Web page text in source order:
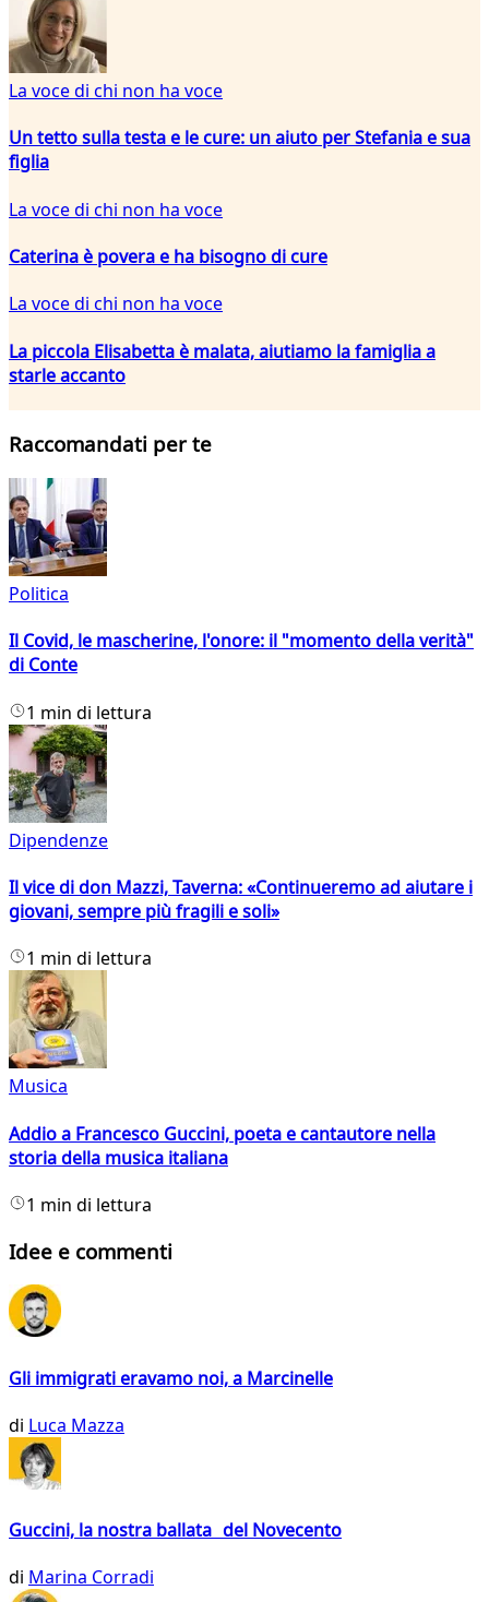
La voce di chi non ha voce
Un tetto sulla testa e le cure: un aiuto per Stefania e sua
figlia
La voce di chi non ha voce
Caterina è povera e ha bisogno di cure
La voce di chi non ha voce
La piccola Elisabetta è malata, aiutiamo la famiglia a
starle accanto
Raccomandati per te
Politica
Il Covid, le mascherine, l'onore: il "momento della verità"
di Conte
1 min di lettura
Dipendenze
Il vice di don Mazzi, Taverna: «Continueremo ad aiutare i
giovani, sempre più fragili e soli»
1 min di lettura
Musica
Addio a Francesco Guccini, poeta e cantautore nella
storia della musica italiana
1 min di lettura
Idee e commenti
Gli immigrati eravamo noi, a Marcinelle
di Luca Mazza
Guccini, la nostra ballata del Novecento
di Marina Corradi